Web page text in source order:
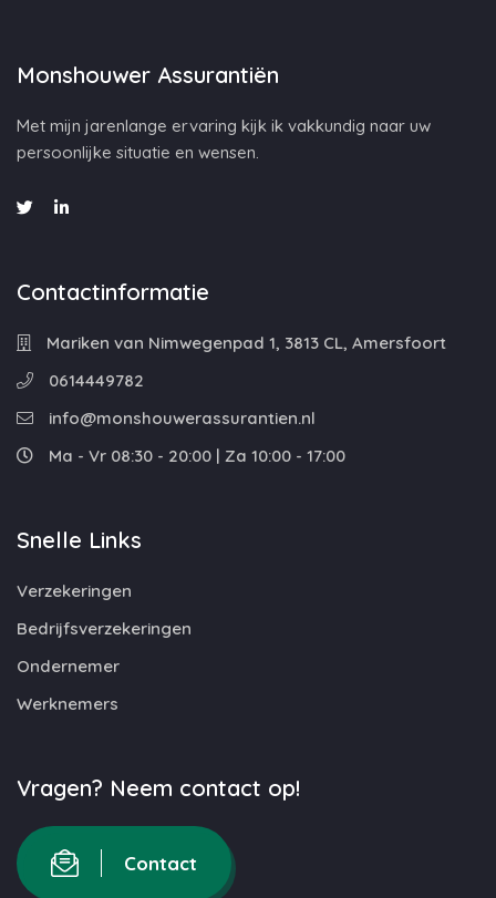
Monshouwer Assurantiën
Met mijn jarenlange ervaring kijk ik vakkundig naar uw
persoonlijke situatie en wensen.
Contactinformatie
Mariken van Nimwegenpad 1, 3813 CL, Amersfoort
0614449782
info@monshouwerassurantien.nl
Ma - Vr 08:30 - 20:00 | Za 10:00 - 17:00
Snelle Links
Verzekeringen
Bedrijfsverzekeringen
Ondernemer
Werknemers
Vragen? Neem contact op!
Contact